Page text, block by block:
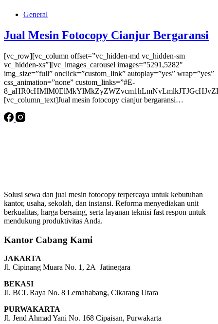
General
Jual Mesin Fotocopy Cianjur Bergaransi
[vc_row][vc_column offset=”vc_hidden-md vc_hidden-sm
vc_hidden-xs”][vc_images_carousel images=”5291,5282″
img_size=”full” onclick=”custom_link” autoplay=”yes” wrap=”yes”
css_animation=”none” custom_links=”#E-
[vc_column_text]Jual mesin fotocopy cianjur bergaransi…
Solusi sewa dan jual mesin fotocopy terpercaya untuk kebutuhan
kantor, usaha, sekolah, dan instansi. Reforma menyediakan unit
berkualitas, harga bersaing, serta layanan teknisi fast respon untuk
mendukung produktivitas Anda.
Kantor Cabang Kami
JAKARTA
Jl. Cipinang Muara No. 1, 2A Jatinegara
BEKASI
Jl. BCL Raya No. 8 Lemahabang, Cikarang Utara
PURWAKARTA
Jl. Jend Ahmad Yani No. 168 Cipaisan, Purwakarta